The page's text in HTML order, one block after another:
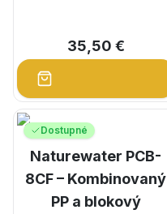
35,50 €
Dostupné
Naturewater PCB-
8CF – Kombinovaný
PP a blokový